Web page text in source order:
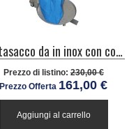
portasacco da in inox con coperchio
Prezzo di listino: 230,00 €
Prezzo Offerta 161,00 €
Aggiungi al carrello